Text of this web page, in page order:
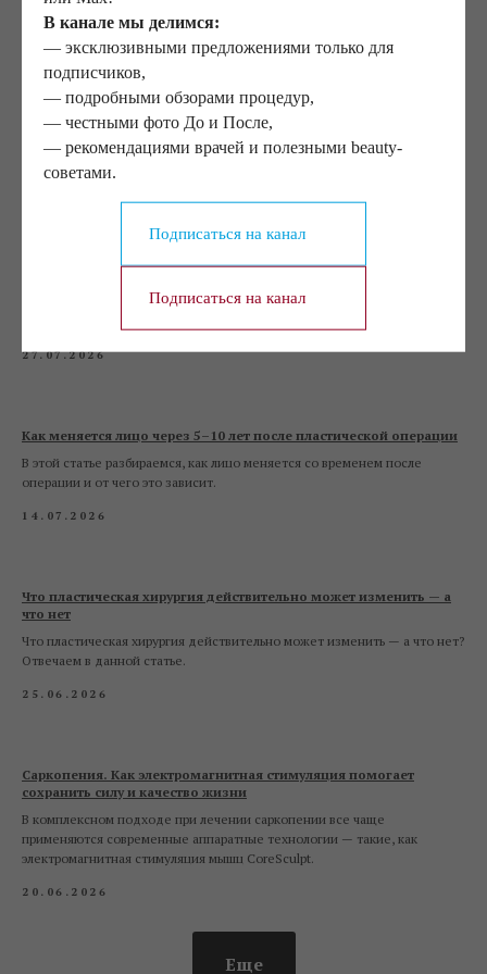
В канале мы делимся:
— эксклюзивными предложениями только для
подписчиков,
— подробными обзорами процедур,
— честными фото До и После,
— рекомендациями врачей и полезными beauty-
советами.
Подписаться на канал
Подписаться на канал
и эффективную работу!
Другие статьи
В этой статье разбираемся, почему пластический хирург может
27.07.2026
Как меняется лицо через 5–10 лет после пластической операции
В этой статье разбираемся, как лицо меняется со временем после
операции и от чего это зависит.
14.07.2026
Что пластическая хирургия действительно может изменить — а
что нет
Что пластическая хирургия действительно может изменить — а что нет?
Отвечаем в данной статье.
25.06.2026
Саркопения. Как электромагнитная стимуляция помогает
сохранить силу и качество жизни
В комплексном подходе при лечении саркопении все чаще
применяются современные аппаратные технологии — такие, как
электромагнитная стимуляция мышц CoreSculpt.
20.06.2026
Еще